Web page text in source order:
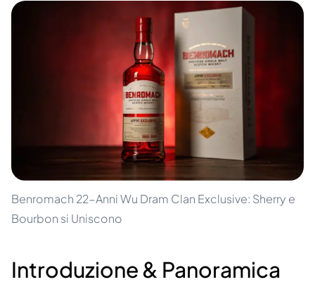
Benromach 22-Anni Wu Dram Clan Exclusive: Sherry e
Bourbon si Uniscono
Introduzione & Panoramica